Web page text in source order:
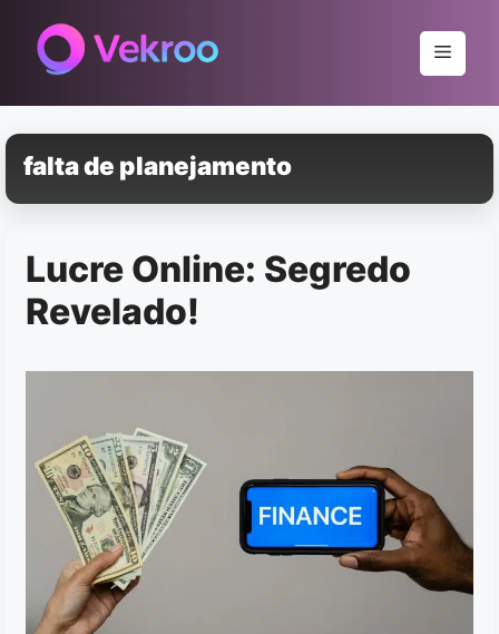
para
Menu
falta de planejamento
Lucre Online: Segredo
Revelado!